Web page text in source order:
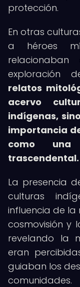
protección.
En otras
a héroes
exploración
relatos
acervo
indígenas,
importancia
como
trascendental.
La presencia
culturas
influencia de la
cosmovisión y
revelando la
eran
guiaban los
comunidades.